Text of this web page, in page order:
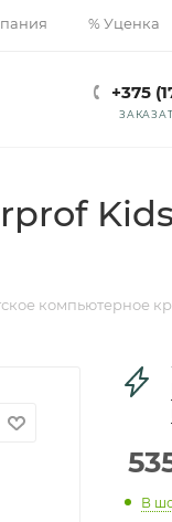
% Уценка
+375
Kids
компьютерное
В